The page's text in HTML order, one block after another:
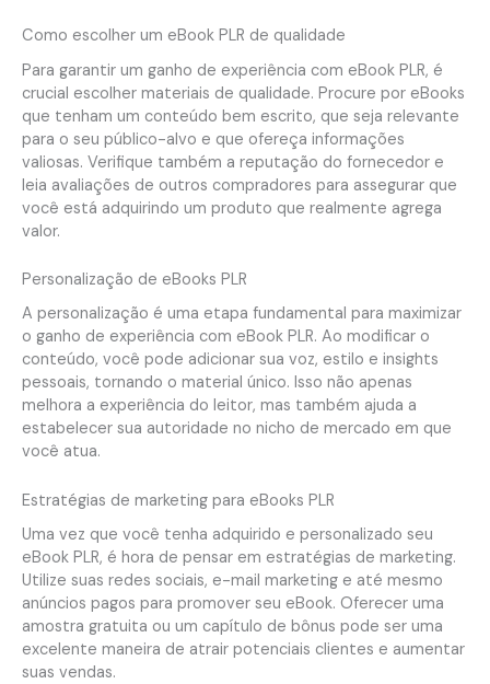
Como escolher um eBook PLR de qualidade
Para garantir um ganho de experiência com eBook PLR, é
crucial escolher materiais de qualidade. Procure por eBooks
que tenham um conteúdo bem escrito, que seja relevante
para o seu público-alvo e que ofereça informações
valiosas. Verifique também a reputação do fornecedor e
leia avaliações de outros compradores para assegurar que
você está adquirindo um produto que realmente agrega
valor.
Personalização de eBooks PLR
A personalização é uma etapa fundamental para maximizar
o ganho de experiência com eBook PLR. Ao modificar o
conteúdo, você pode adicionar sua voz, estilo e insights
pessoais, tornando o material único. Isso não apenas
melhora a experiência do leitor, mas também ajuda a
estabelecer sua autoridade no nicho de mercado em que
você atua.
Estratégias de marketing para eBooks PLR
Uma vez que você tenha adquirido e personalizado seu
eBook PLR, é hora de pensar em estratégias de marketing.
Utilize suas redes sociais, e-mail marketing e até mesmo
anúncios pagos para promover seu eBook. Oferecer uma
amostra gratuita ou um capítulo de bônus pode ser uma
excelente maneira de atrair potenciais clientes e aumentar
suas vendas.